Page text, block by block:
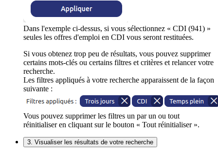
Dans l'exemple ci-dessus, si vous sélectionnez « CDI (941) »
seules les offres d'emploi en CDI vous seront restituées.
Si vous obtenez trop peu de résultats, vous pouvez supprimer
certains mots-clés ou certains filtres et critères et relancer votre
recherche.
Les filtres appliqués à votre recherche apparaissent de la façon
suivante :
Vous pouvez supprimer les filtres un par un ou tout
réinitialiser en cliquant sur le bouton « Tout réinitialiser ».
3. Visualiser les résultats de votre recherche